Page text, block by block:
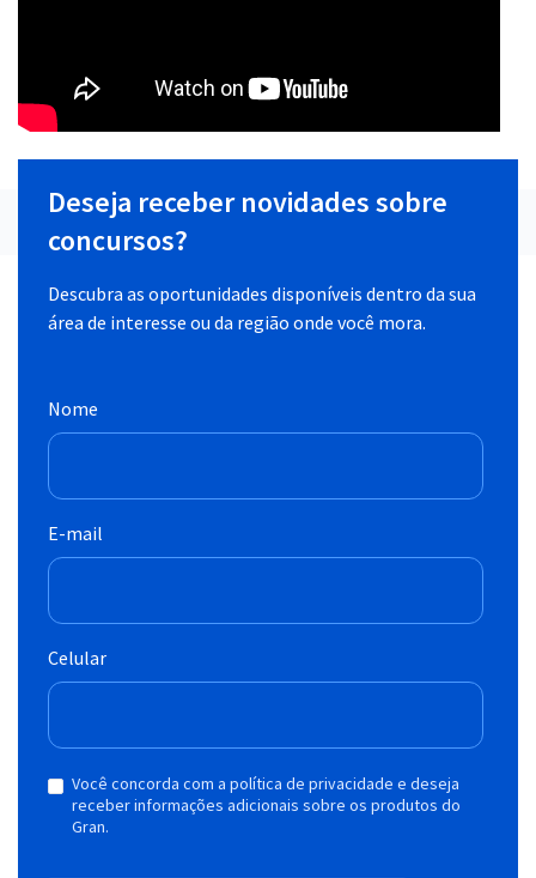
Deseja receber novidades sobre
concursos?
Descubra as oportunidades disponíveis dentro da sua
área de interesse ou da região onde você mora.
Nome
E-mail
Celular
Você concorda com a política de privacidade e deseja
receber informações adicionais sobre os produtos do
Gran.